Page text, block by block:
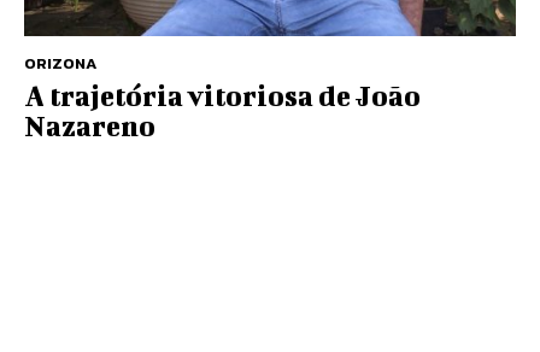
ORIZONA
A trajetória vitoriosa de João
Nazareno